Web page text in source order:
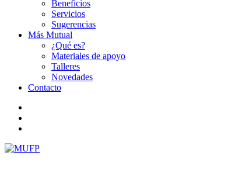
Beneficios
Servicios
Sugerencias
Más Mutual
¿Qué es?
Materiales de apoyo
Talleres
Novedades
Contacto